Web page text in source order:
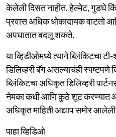
केलेली दिसत नाहीत. हेल्मेट, गुडघे
प्रवास अधिक धोकादायक वाटतो
अपघातात बदलू शकते.
या व्हिडीओमध्ये त्याने ब्लिंकिटचा
डिलिव्हरी बॅग असल्याचंही
ब्लिंकिटचा अधिकृत डिलिव्हरी
नेमका कधी आणि कुठे शूट करण्यात
अधिकृत माहिती अद्याप समोर आलेली
पाहा व्हिडिओ